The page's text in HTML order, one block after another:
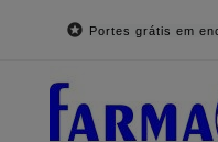
 Portes grátis em